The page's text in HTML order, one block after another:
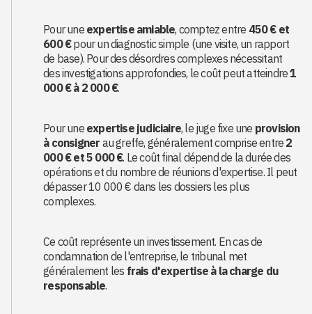
Pour une expertise amiable, comptez entre 450 € et
600 €pour un diagnostic simple (une visite, un rapport
de base). Pour des désordres complexes nécessitant
des investigations approfondies, le coût peut atteindre1
000 € à 2 000 €.
Pour une expertise judiciaire, le juge fixe une provision
à consigner au greffe, généralement comprise entre 2
000 € et 5 000 €. Le coût final dépend de la durée des
opérations et du nombre de réunions d'expertise. Il peut
dépasser 10 000 € dans les dossiers les plus
complexes.
Ce coût représente un investissement. En cas de
condamnation de l'entreprise, le tribunal met
généralement les frais d'expertise à la charge du
responsable.